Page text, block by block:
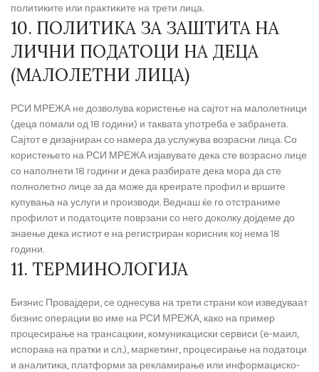
политиките или практиките на трети лица.
10. ПОЛИТИКА ЗА ЗАШТИТА НА
ЛИЧНИ ПОДАТОЦИ НА ДЕЦА
(МАЛОЛЕТНИ ЛИЦА)
РСИ МРЕЖА не дозволува користење на сајтот на малолетници
(деца помали од 18 години) и таквата употреба е забранета.
Сајтот е дизајниран со намера да услужува возрасни лица. Со
користењето на РСИ МРЕЖА изјавувате дека сте возрасно лице
со наполнети 18 години и дека разбирате дека мора да сте
полнолетно лице за да може да креирате профил и вршите
купувања на услуги и производи. Веднаш ќе го отстраниме
профилот и податоците поврзани со него доколку дојдеме до
знаење дека истиот е на регистриран корисник кој нема 18
години.
11. ТЕРМИНОЛОГИЈА
Бизнис Провајдери, се однесува на трети страни кои изведуваат
бизнис операции во име на РСИ МРЕЖА, како на пример
процесирање на трансацкии, комуникациски сервиси (е-маил,
испорака на пратки и сл.), маркетинг, процесирање на податоци
и аналитика, платформи за рекламирање или информациско-